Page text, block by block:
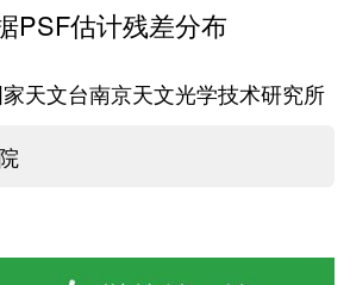
PSF估计残差分布
天文台南京天文光学技术研究所